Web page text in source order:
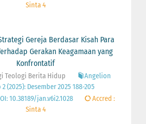
Sinta 4
Gereja Berdasar Kisah Para
Gerakan Keagamaan yang
Konfrontatif
Teologi Berita Hidup
Angelion
(2025): Desember 2025 188-205
10.38189/jan.v6i2.1028
Accred :
Sinta 4